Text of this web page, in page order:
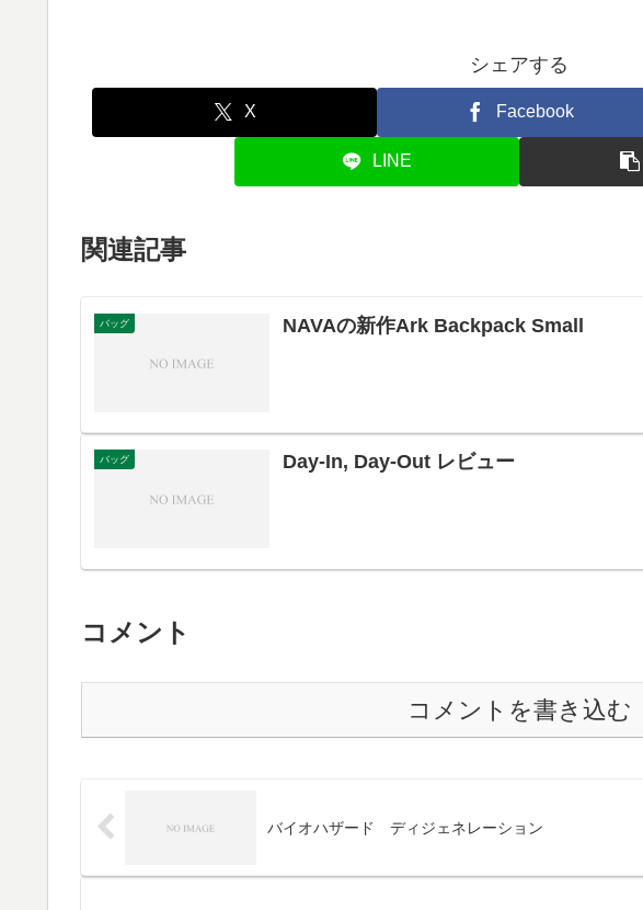
シェアする
X Facebook
LINE
関連記事
バッグ NAVAの新作Ark Backpack Small
バッグ Day-In, Day-Out レビュー
コメント
コメントを書き込む
バイオハザード ディジェネレーション